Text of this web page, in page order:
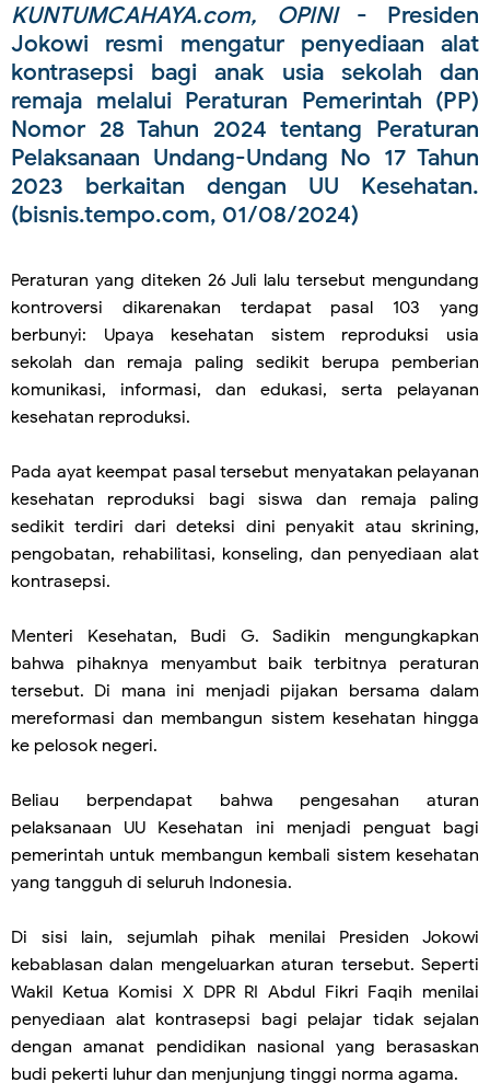
KUNTUMCAHAYA.com, OPINI- Presiden
Jokowi resmi mengatur penyediaan alat
kontrasepsi bagi anak usia sekolah dan
remaja melalui Peraturan Pemerintah (PP)
Nomor 28 Tahun 2024 tentang Peraturan
Pelaksanaan Undang-Undang No 17 Tahun
2023 berkaitan dengan UU Kesehatan.
(bisnis.tempo.com, 01/08/2024)
Peraturan yang diteken 26 Juli lalu tersebut mengundang
kontroversi dikarenakan terdapat pasal 103 yang
berbunyi: Upaya kesehatan sistem reproduksi usia
sekolah dan remaja paling sedikit berupa pemberian
komunikasi, informasi, dan edukasi, serta pelayanan
kesehatan reproduksi.
Pada ayat keempat pasal tersebut menyatakan pelayanan
kesehatan reproduksi bagi siswa dan remaja paling
sedikit terdiri dari deteksi dini penyakit atau skrining,
pengobatan, rehabilitasi, konseling, dan penyediaan alat
kontrasepsi.
Menteri Kesehatan, Budi G. Sadikin mengungkapkan
bahwa pihaknya menyambut baik terbitnya peraturan
tersebut. Di mana ini menjadi pijakan bersama dalam
mereformasi dan membangun sistem kesehatan hingga
ke pelosok negeri.
Beliau berpendapat bahwa pengesahan aturan
pelaksanaan UU Kesehatan ini menjadi penguat bagi
pemerintah untuk membangun kembali sistem kesehatan
yang tangguh di seluruh Indonesia.
Di sisi lain, sejumlah pihak menilai Presiden Jokowi
kebablasan dalan mengeluarkan aturan tersebut. Seperti
Wakil Ketua Komisi X DPR RI Abdul Fikri Faqih menilai
penyediaan alat kontrasepsi bagi pelajar tidak sejalan
dengan amanat pendidikan nasional yang berasaskan
budi pekerti luhur dan menjunjung tinggi norma agama.